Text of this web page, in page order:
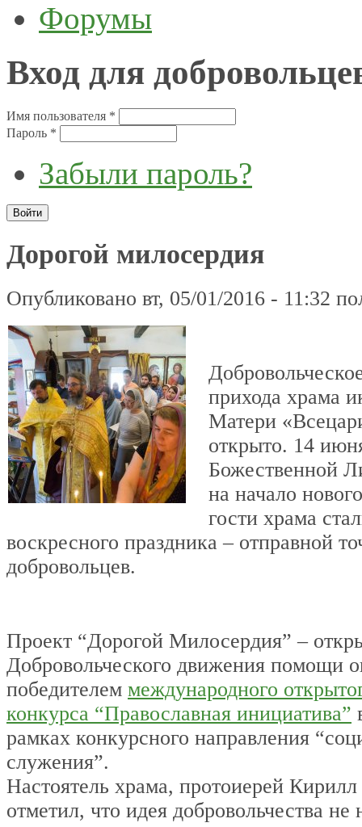
Форумы
Вход для
Имя пользователя *
Пароль *
Забыли пароль?
Дорогой милосердия
Опубликовано вт, 05/01/2016 - 11:32
прихода храма
Матери
открыто. 14
Божественной
на начало
гости храма
воскресного праздника – отправной
добровольцев.
Проект “Дорогой Милосердия” –
Добровольческого движения помощи
победителем международного
конкурса “Православная инициатива”
рамках конкурсного направления
служения”.
Настоятель храма, протоиерей
отметил, что идея добровольчества не